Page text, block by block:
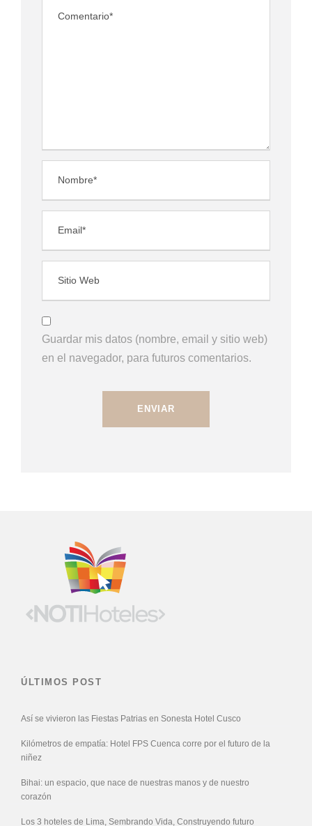
Guardar mis datos (nombre, email y sitio web)
en el navegador, para futuros comentarios.
ÚLTIMOS POST
Así se vivieron las Fiestas Patrias en Sonesta Hotel Cusco
Kilómetros de empatía: Hotel FPS Cuenca corre por el futuro de la
niñez
Bihai: un espacio, que nace de nuestras manos y de nuestro
corazón
Los 3 hoteles de Lima, Sembrando Vida, Construyendo futuro